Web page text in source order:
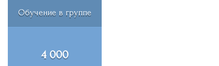
Обучение в группе
4 000